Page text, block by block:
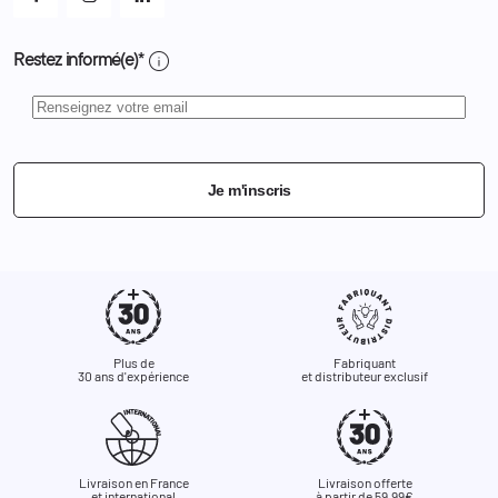
Restez informé(e)* info
Je m'inscris
Plus de
30 ans d'expérience
Fabriquant
et distributeur exclusif
Livraison en France
Livraison offerte